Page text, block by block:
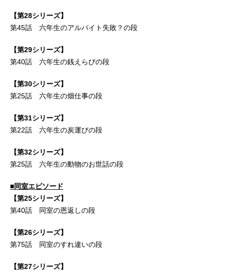
【第28シリーズ】
第45話 六年生のアルバイト失敗？の段
【第29シリーズ】
第40話 六年生の銭えらびの段
【第30シリーズ】
第25話 六年生の畑仕事の段
【第31シリーズ】
第22話 六年生の炭運びの段
【第32シリーズ】
第25話 六年生の動物のお世話の段
■同室エピソード
【第25シリーズ】
第40話 同室の恩返しの段
【第26シリーズ】
第75話 同室のすれ違いの段
【第27シリーズ】